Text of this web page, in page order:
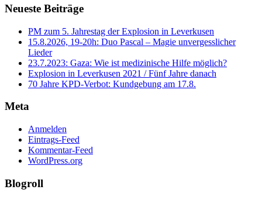
Neueste Beiträge
PM zum 5. Jahrestag der Explosion in Leverkusen
15.8.2026, 19-20h: Duo Pascal – Magie unvergesslicher
Lieder
23.7.2023: Gaza: Wie ist medizinische Hilfe möglich?
Explosion in Leverkusen 2021 / Fünf Jahre danach
70 Jahre KPD‑Verbot: Kundgebung am 17.8.
Meta
Anmelden
Eintrags-Feed
Kommentar-Feed
WordPress.org
Blogroll